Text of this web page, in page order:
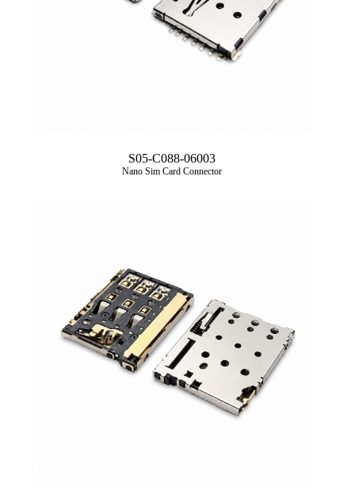
S05-C088-06003
Nano Sim Card Connector